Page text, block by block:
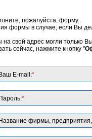
пожалуйста, форму.
формы в случае, если Вы
свой адрес могли
сейчас, нажмите кнопку "
Ваш E-mail:*
Пароль:*
Название фирмы,